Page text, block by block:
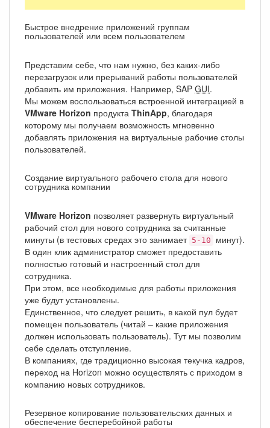
Быстрое внедрение приложений группам
пользователей или всем пользователем
Представим себе, что нам нужно, без каких-либо
перезагрузок или прерываний работы пользователей
добавить им приложения. Например, SAP GUI.
Мы можем воспользоваться встроенной интеграцией в
VMware Horizon продукта ThinApp, благодаря
которому мы получаем возможность мгновенно
добавлять приложения на виртуальные рабочие столы
пользователей.
Создание виртуального рабочего стола для нового
сотрудника компании
VMware Horizon позволяет развернуть виртуальный
рабочий стол для нового сотрудника за считанные
минуты (в тестовых средах это занимает 5-10
минут).
В один клик администратор сможет предоставить
полностью готовый и настроенный стол для
сотрудника.
При этом, все необходимые для работы приложения
уже будут установлены.
Единственное, что следует решить, в какой пул будет
помещен пользователь (читай – какие приложения
должен использовать пользователь). Тут мы позволим
себе сделать отступление.
В компаниях, где традиционно высокая текучка кадров,
переход на Horizon можно осуществлять с приходом в
компанию новых сотрудников.
Резервное копирование пользовательских данных и
обеспечение бесперебойной работы